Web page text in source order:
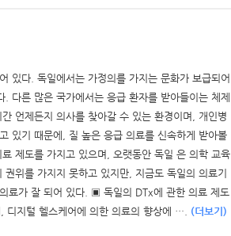
있다. 독일에서는 가정의를 가지는 문화가 보급되어
다른 많은 국가에서는 응급 환자를 받아들이는 체제
언제든지 의사를 찾아갈 수 있는 환경이며, 개인병
있기 때문에, 질 높은 응급 의료를 신속하게 받아볼
제도를 가지고 있으며, 오랫동안 독일 은 의학 교육
위를 가지지 못하고 있지만, 지금도 독일의 의료기
료가 잘 되어 있다. ▣ 독일의 DTx에 관한 의료 제도
지털 헬스케어에 의한 의료의 향상에 …. (더보기)